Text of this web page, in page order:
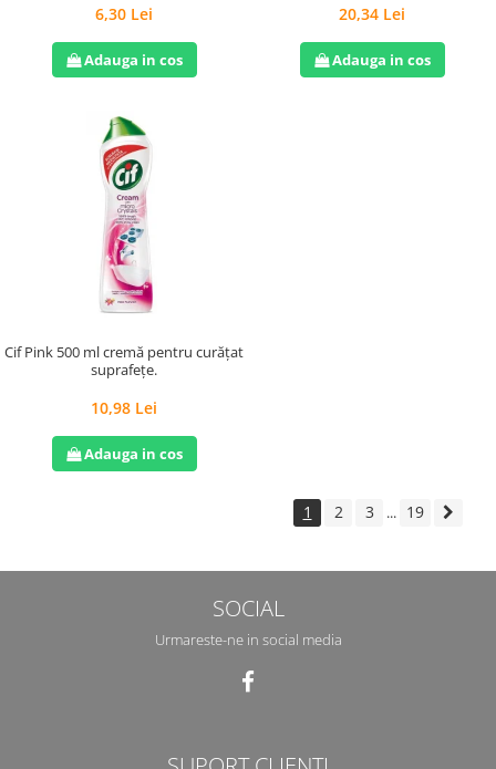
6,30 Lei
Adauga in cos
20,34 Lei
Adauga in cos
Cif Pink 500 ml cremă pentru curățat
suprafețe.
10,98 Lei
Adauga in cos
1 2 3 ... 19
SOCIAL
Urmareste-ne in social media